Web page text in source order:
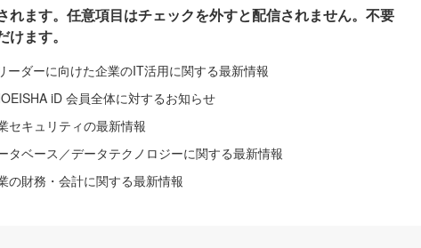
れます。任意項目はチェックを外すと配信されません。不要
ます。
ーダーに向けた企業のIT活用に関する最新情報
iD 会員全体に対するお知らせ
セキュリティの最新情報
タベース／データテクノロジーに関する最新情報
の財務・会計に関する最新情報